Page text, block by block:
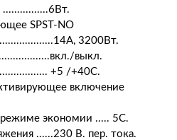
SPST-NO
3200Вт.
выкл.
+5 /+40С.
включение
экономии ..... 5С.
......230 В. пер. тока.